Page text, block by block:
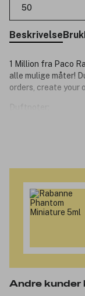
50
Beskrivelse Bruk
1 Million fra Paco
alle mulige måter!
orders, create your
Toppnoter:
Hjertenoter:
Bunnoter:
Produktnummer:
Andre kunder